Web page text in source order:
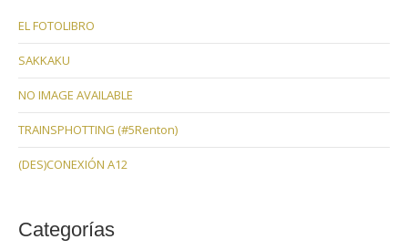
EL FOTOLIBRO
SAKKAKU
NO IMAGE AVAILABLE
TRAINSPHOTTING (#5Renton)
(DES)CONEXIÓN A12
Categorías